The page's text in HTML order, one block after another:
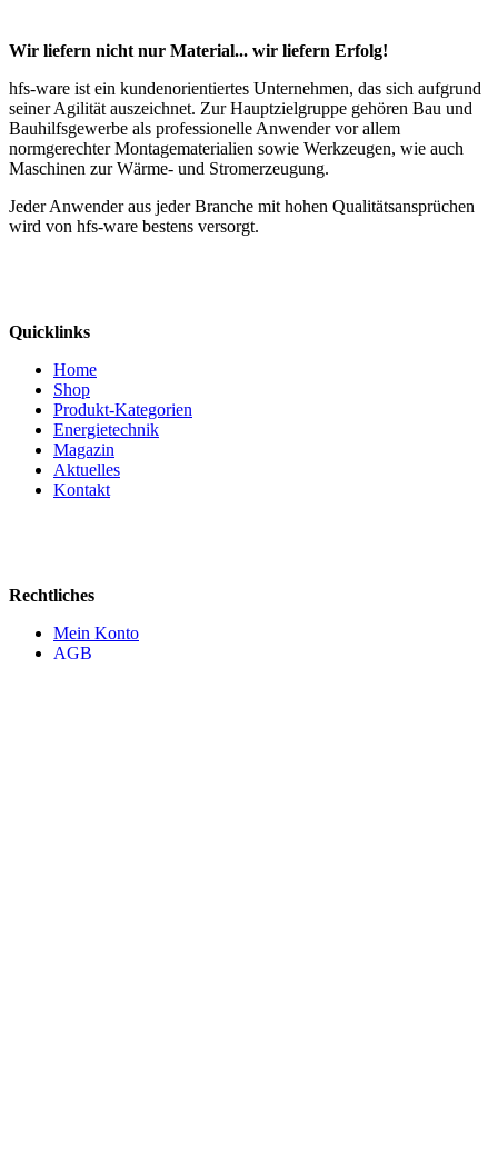
Wir liefern nicht nur Material... wir liefern Erfolg!
hfs-ware ist ein kundenorientiertes Unternehmen, das sich aufgrund
seiner Agilität auszeichnet. Zur Hauptzielgruppe gehören Bau und
Bauhilfsgewerbe als professionelle Anwender vor allem
normgerechter Montagematerialien sowie Werkzeugen, wie auch
Maschinen zur Wärme- und Stromerzeugung.
Jeder Anwender aus jeder Branche mit hohen Qualitätsansprüchen
wird von hfs-ware bestens versorgt.
Quicklinks
Home
Shop
Produkt-Kategorien
Energietechnik
Magazin
Aktuelles
Kontakt
Rechtliches
Mein Konto
AGB